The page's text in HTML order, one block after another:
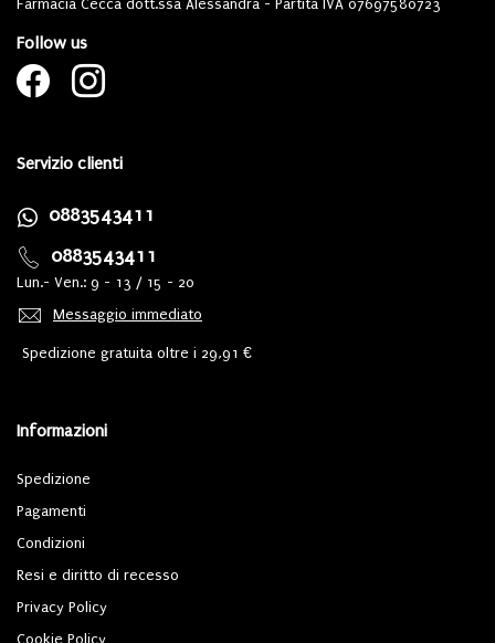
Farmacia Cecca dott.ssa Alessandra - Partita IVA 07697580723
Follow us
Servizio clienti
0883543411
0883543411
Lun.- Ven.: 9 - 13 / 15 - 20
Messaggio immediato
Spedizione gratuita oltre i 29,91 €
Informazioni
Spedizione
Pagamenti
Condizioni
Resi e diritto di recesso
Privacy Policy
Cookie Policy